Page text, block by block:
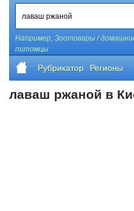
Например, Зоотовары /
питомцы
Рубрикатор Регионы
лаваш ржаной в